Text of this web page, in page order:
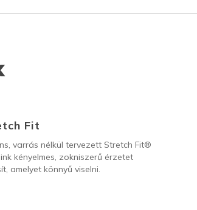
Fit
varrás nélkül tervezett Stretch Fit®
kényelmes, zokniszerű érzetet
amelyet könnyű viselni.